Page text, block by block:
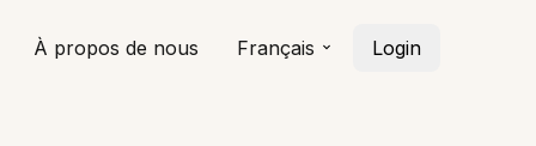
À propos de nous Français Login